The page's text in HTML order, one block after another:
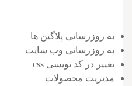
به روزرسانی پلاگین ها
به روزرسانی وب سایت
تغییر در کد نویسی css
مدیریت محصولات